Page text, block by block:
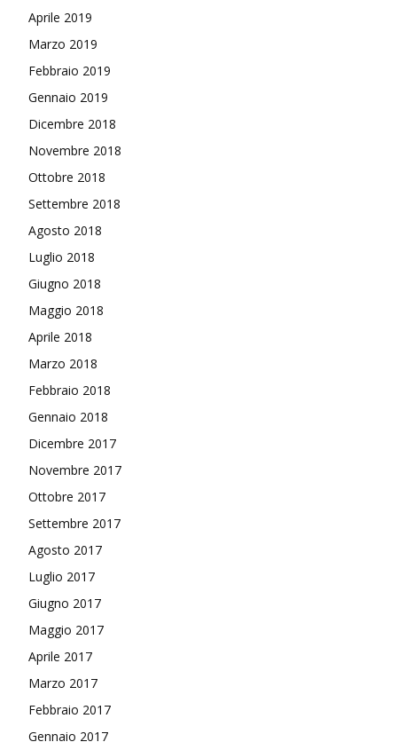
Aprile 2019
Marzo 2019
Febbraio 2019
Gennaio 2019
Dicembre 2018
Novembre 2018
Ottobre 2018
Settembre 2018
Agosto 2018
Luglio 2018
Giugno 2018
Maggio 2018
Aprile 2018
Marzo 2018
Febbraio 2018
Gennaio 2018
Dicembre 2017
Novembre 2017
Ottobre 2017
Settembre 2017
Agosto 2017
Luglio 2017
Giugno 2017
Maggio 2017
Aprile 2017
Marzo 2017
Febbraio 2017
Gennaio 2017